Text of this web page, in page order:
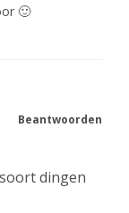
🙂
dingen
Beantwoorden